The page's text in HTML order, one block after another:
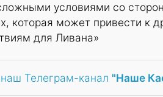
условиями со
которая может привести к
для Ливана»
Телеграм-канал "Наше